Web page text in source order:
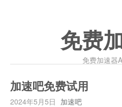
免费
免费加速器
加速吧免费试用
2024年5月5日 加速吧